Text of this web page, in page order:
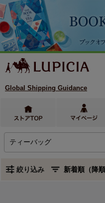
Global Shipping Guidance
絞り込み